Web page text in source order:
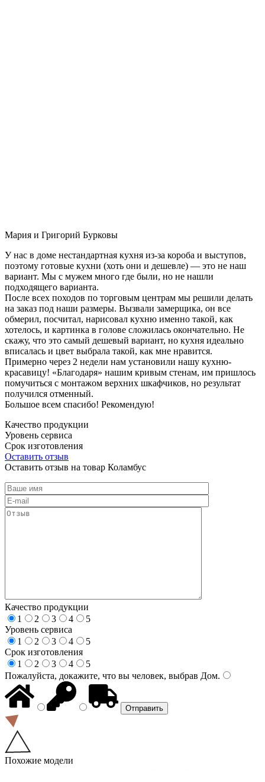
Мария и Григорий Бурковы
У нас в доме нестандартная кухня из-за короба и выступов,
поэтому готовые кухни (хоть они и дешевле) — это не наш
вариант. Мы с мужем много где были, но не нашли
подходящего варианта.
После всех походов по торговым центрам мы решили делать
на заказ под наши размеры. Вызвали замерщика, он все
обмерил, посчитал, нарисовал кухню именно такой, как
хотелось, и картинка в голове сложилась окончательно. Не
скажу, что это самый дешевый вариант, но кухня идеально
вписалась и цвет выбрала такой, как мне нравится.
Примерно через 2 недели нам установили нашу кухню-
красавицу! «Благодаря» нашим кривым стенам, им пришлось
помучиться с монтажом верхних шкафчиков, но результат
получился отменный.
Большое всем спасибо! Рекомендую!
Качество продукции
Уровень сервиса
Срок изготовления
Оставить отзыв
Оставить отзыв на товар Коламбус
Качество продукции
1
2 3 4
5
Уровень сервиса
1
2 3 4
5
Срок изготовления
1
2 3 4
5
Пожалуйста, докажите, что вы человек, выбрав Дом.
Похожие модели